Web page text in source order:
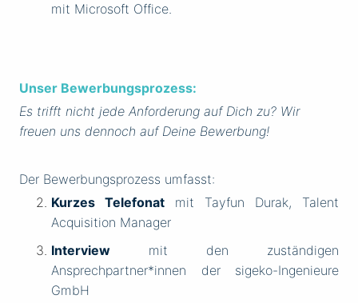
mit Microsoft Office.
Unser Bewerbungsprozess:
Es trifft nicht jede Anforderung auf Dich zu? Wir
freuen uns dennoch auf Deine Bewerbung!
Der Bewerbungsprozess umfasst:
Kurzes Telefonat mit Tayfun Durak, Talent
Acquisition Manager
Interview mit den zuständigen
Ansprechpartner*innen der sigeko-Ingenieure
GmbH